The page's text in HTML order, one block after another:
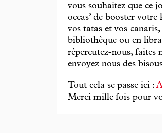
vous souhaitez que ce
occas’ de booster
vos tatas et vos
bibliothèque ou en
répercutez-nous, faites
envoyez nous des
Tout cela se passe ici :
Merci mille fois pour